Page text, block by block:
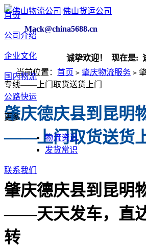
Mack@china5688.cn
诚挚欢迎！ 现在是:途鸽物
首页
公司介绍
企业文化
国内物流
公路快运
更多
物流资讯
发货常识
联系我们
当前位置： 首页 > 肇庆物流服务 >
专线——上门取货送货上门
肇庆德庆县到昆明
——上门取货送货
肇庆德庆县到昆明
——天天发车，直
转